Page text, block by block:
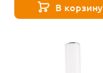
В корзину